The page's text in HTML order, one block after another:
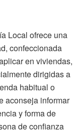
Local ofrece una
confeccionada
en viviendas,
dirigidas a
habitual o
aconseja informar
y forma de
de confianza